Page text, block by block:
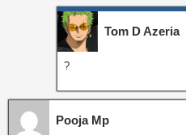
Tom D Azeria
?
Pooja Mp